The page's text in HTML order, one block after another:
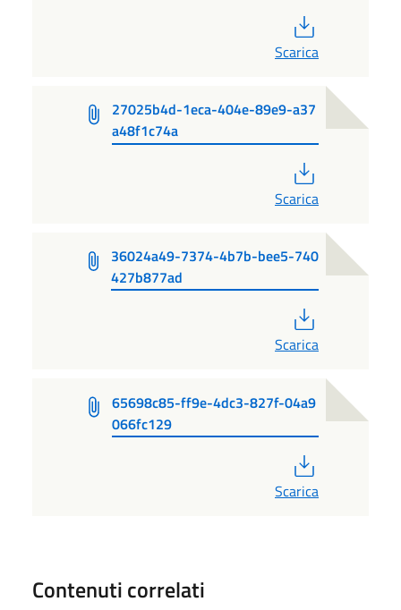
Scarica
27025b4d-1eca-404e-89e9-a37
a48f1c74a
Scarica
36024a49-7374-4b7b-bee5-740
427b877ad
Scarica
65698c85-ff9e-4dc3-827f-04a9
066fc129
Scarica
Contenuti correlati